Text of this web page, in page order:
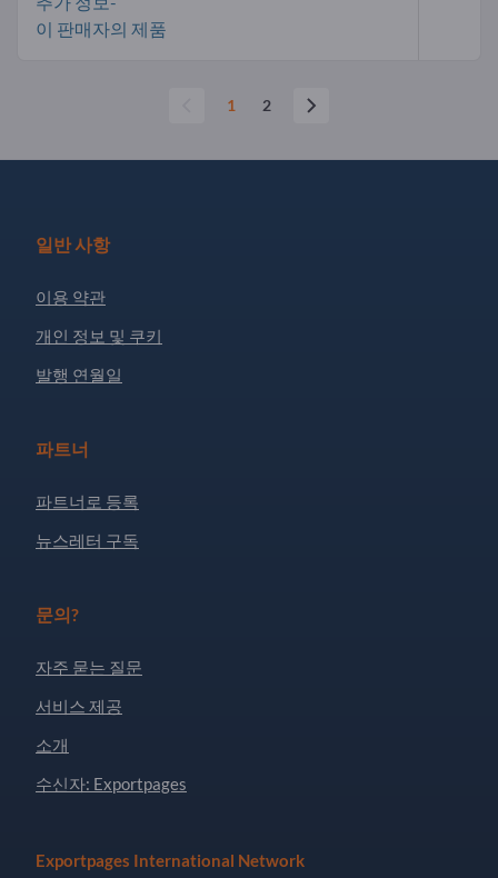
이 판매자의 제품
1 2
일반 사항
이용 약관
개인 정보 및 쿠키
발행 연월일
파트너
파트너로 등록
뉴스레터 구독
문의?
자주 묻는 질문
서비스 제공
소개
수신자: Exportpages
Exportpages International Network